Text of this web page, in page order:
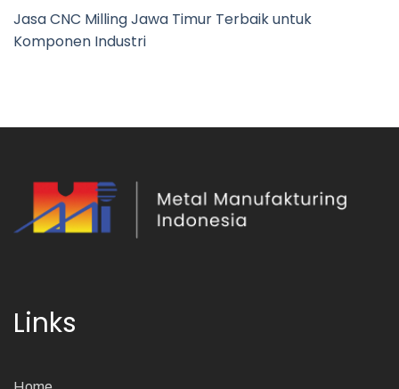
Jasa CNC Milling Jawa Timur Terbaik untuk
Komponen Industri
Links